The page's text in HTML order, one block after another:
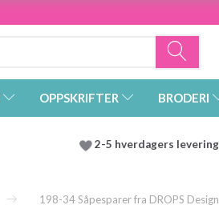
OPPSKRIFTER BRODERI
2-5 hverdagers levering
198-34 Såpesparer fra DROPS Design